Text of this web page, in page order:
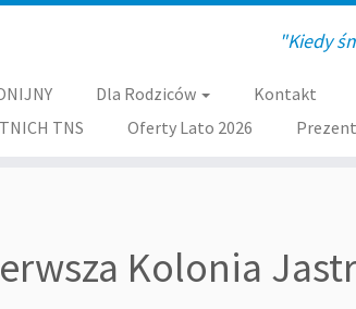
"Kiedy
Dla Rodziców Kontakt
TNS
Oferty Lato 2026 Prezent
Kolonia